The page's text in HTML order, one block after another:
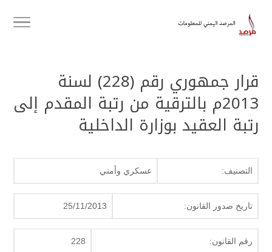
قرار جمهوري رقم (228) لسنة
2013م بالترقية من رتبة المقدم إلى
رتبة العقيد بوزارة الداخلية
التصنيف: عسكري وأمني
تاريخ صدور القانون: 25/11/2013
رقم القانون: 228